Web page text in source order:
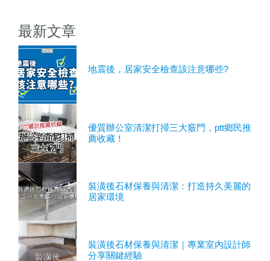
最新文章
地震後，居家安全檢查該注意哪些?
優質辦公室清潔打掃三大竅門，ptt鄉民推
薦收藏！
裝潢後石材保養與清潔：打造持久美麗的
居家環境
裝潢後石材保養與清潔｜專業室內設計師
分享關鍵經驗